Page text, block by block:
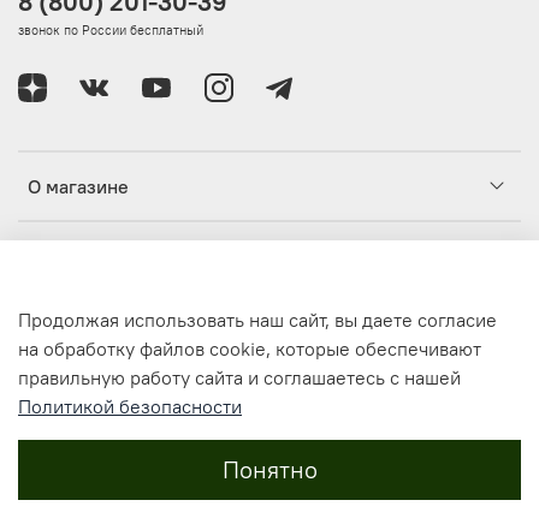
О магазине
Информация
звонок по России бесплатный
© 2021-2024, Интернет-магазин одежды и аксессуаров
ИВАНТА / IVANTA IV-ANTA.RU
Продолжая использовать наш сайт, вы даете согласие
на обработку файлов cookie, которые обеспечивают
правильную работу сайта и соглашаетесь с нашей
Политикой безопасности
Понятно